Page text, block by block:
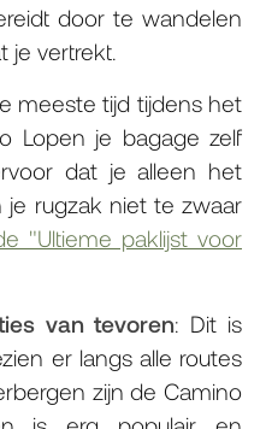
door te wandelen
je vertrekt.
meeste tijd tijdens het
Lopen je bagage zelf
dat je alleen het
je rugzak niet te zwaar
"Ultieme paklijst voor
van tevoren: Dit is
er langs alle routes
zijn de Camino